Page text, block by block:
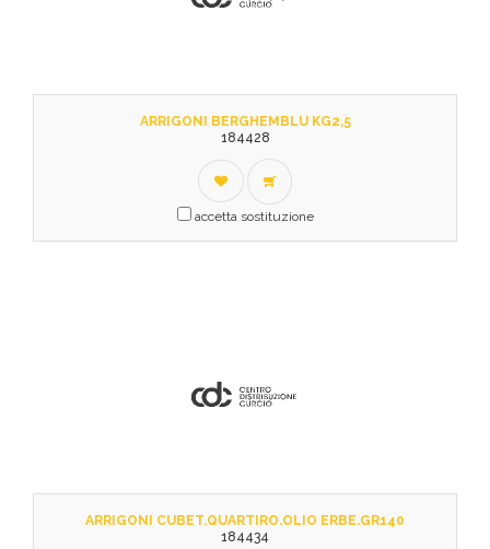
ARRIGONI BERGHEMBLU KG2,5
184428
accetta sostituzione
ARRIGONI CUBET.QUARTIRO.OLIO ERBE.GR140
184434